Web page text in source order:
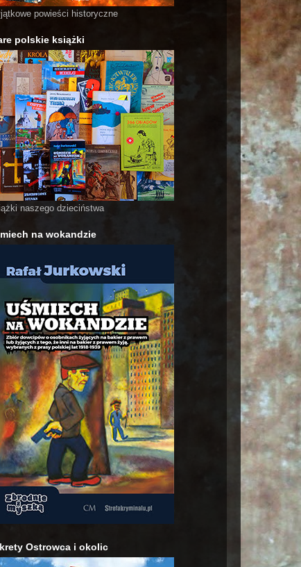
powieści historyczne
polskie książki
naszego dzieciństwa
na wokandzie
Ostrowca i okolic